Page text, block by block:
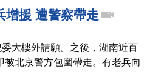
增援 遭警察帶走
大樓外請願。之後，湖南近百
北京警方包圍帶走。有老兵向
各地來的，但還有很多人被地方